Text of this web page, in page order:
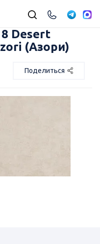
Desert
(Азори)
Поделиться